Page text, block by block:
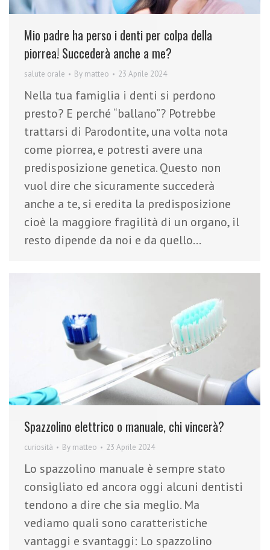
Mio padre ha perso i denti per colpa della
piorrea! Succederà anche a me?
salute orale By matteo 23 Aprile 2024
Nella tua famiglia i denti si perdono
presto? E perché “ballano”? Potrebbe
trattarsi di Parodontite, una volta nota
come piorrea, e potresti avere una
predisposizione genetica. Questo non
vuol dire che sicuramente succederà
anche a te, si eredita la predisposizione
cioè la maggiore fragilità di un organo, il
resto dipende da noi e da quello…
Spazzolino elettrico o manuale, chi vincerà?
curiosità By matteo 23 Aprile 2024
Lo spazzolino manuale è sempre stato
consigliato ed ancora oggi alcuni dentisti
tendono a dire che sia meglio. Ma
vediamo quali sono caratteristiche
vantaggi e svantaggi: Lo spazzolino